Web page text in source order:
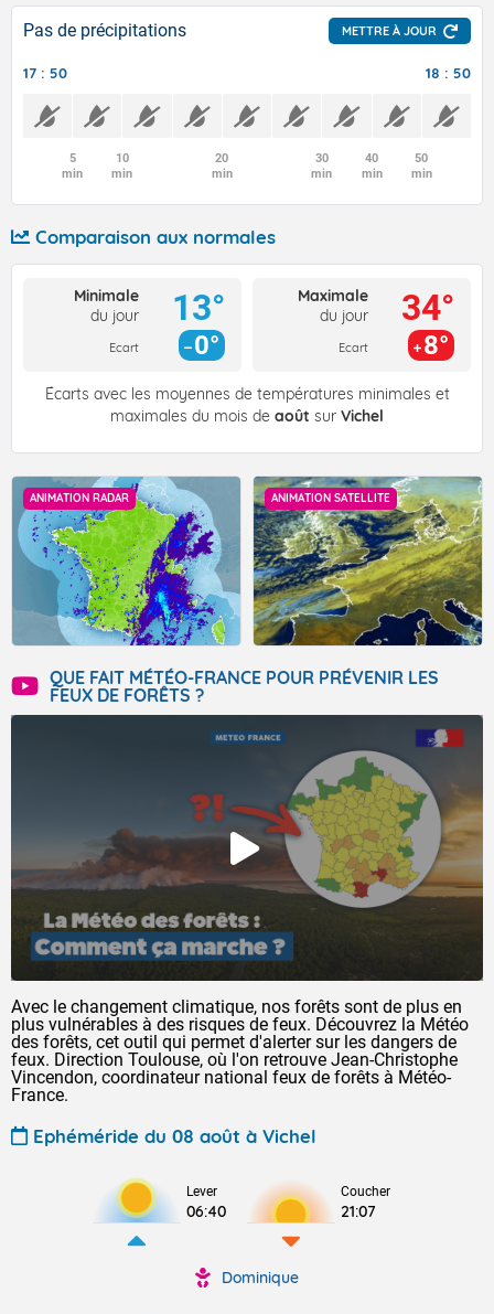
Pas de précipitations METTRE À JOUR
17 : 50 18 : 50
5
min
10
min
20
min
30
min
40
min
50
min
Comparaison aux normales
Minimale
du jour
Ecart
13°
0°
Maximale
du jour
Ecart
34°
8°
Écarts avec les moyennes de températures minimales et
maximales du mois de août sur Vichel
ANIMATION RADAR ANIMATION SATELLITE
QUE FAIT MÉTÉO-FRANCE POUR PRÉVENIR LES
FEUX DE FORÊTS ?
Avec le changement climatique, nos forêts sont de plus en
plus vulnérables à des risques de feux. Découvrez la Météo
des forêts, cet outil qui permet d'alerter sur les dangers de
feux. Direction Toulouse, où l'on retrouve Jean-Christophe
Vincendon, coordinateur national feux de forêts à Météo-
France.
Ephéméride du 08 août à Vichel
Lever
06:40
Coucher
21:07
Dominique